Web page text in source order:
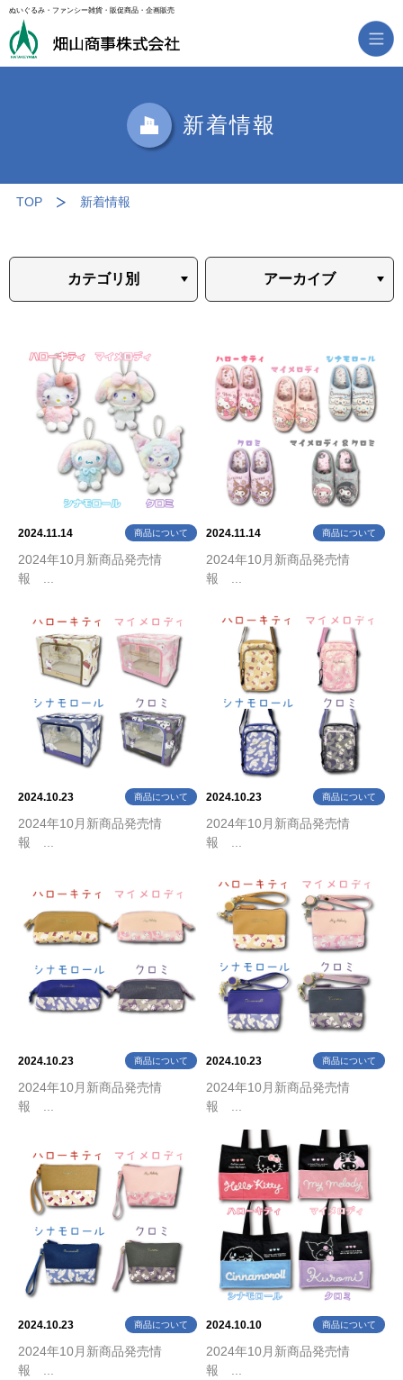
ぬいぐるみ・ファンシー雑貨・販促商品・企画販売
新着情報
TOP 新着情報
カテゴリ別 アーカイブ
2024.11.14 商品について
2024年10月新商品発売情
報 ...
2024.11.14 商品について
2024年10月新商品発売情
報 ...
2024.10.23 商品について
2024年10月新商品発売情
報 ...
2024.10.23 商品について
2024年10月新商品発売情
報 ...
2024.10.23 商品について
2024年10月新商品発売情
報 ...
2024.10.23 商品について
2024年10月新商品発売情
報 ...
2024.10.23 商品について
2024年10月新商品発売情
報 ...
2024.10.10 商品について
2024年10月新商品発売情
報 ...